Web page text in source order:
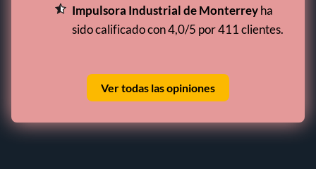
Impulsora Industrial de Monterreyha
sido calificado con 4,0/5 por 411 clientes.
Ver todas las opiniones